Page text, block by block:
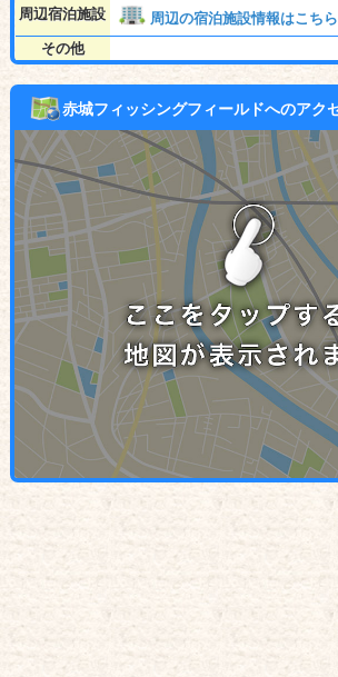
周辺宿泊施設
周辺の宿泊施設情報はこちら
その他
赤城フィッシングフィールドへのアク